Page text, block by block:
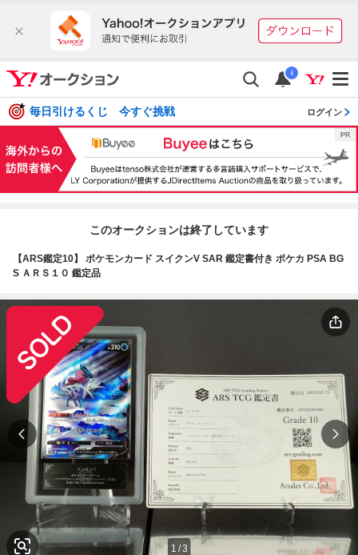
i
毎日引けるくじ 今すぐ挑戦 ログイン
このオークションは終了しています
【ARS鑑定10】 ポケモンカード スイクンV SAR 鑑定書付き ポケカ PSA BG
S ＡＲＳ１０ 鑑定品
1 /3